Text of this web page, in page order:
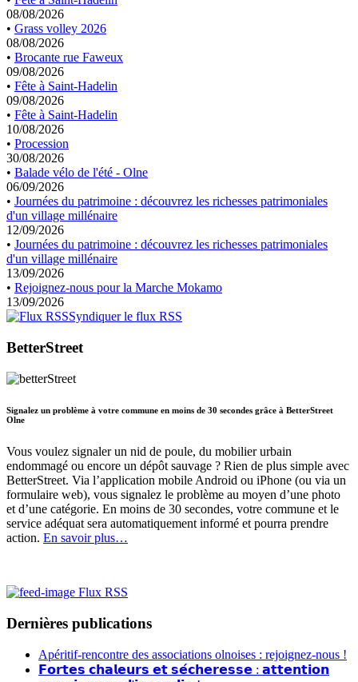
08/08/2026
• Grass volley 2026
08/08/2026
• Brocante rue Faweux
09/08/2026
• Fête à Saint-Hadelin
09/08/2026
• Fête à Saint-Hadelin
10/08/2026
• Procession
30/08/2026
• Balade vélo de l'été - Olne
06/09/2026
• Journées du patrimoine : découvrez les richesses patrimoniales
d'un village millénaire
12/09/2026
• Journées du patrimoine : découvrez les richesses patrimoniales
d'un village millénaire
13/09/2026
• Rejoignez-nous pour la Marche Mokamo
13/09/2026
Syndiquer le flux RSS
BetterStreet
Signalez un problème à votre commune en moins de 30 secondes grâce à BetterStreet
Olne
Vous voulez signaler un nid de poule, du mobilier urbain
endommagé ou encore un dépôt sauvage ? Rien de plus simple avec
BetterStreet. Via l’application mobile Android ou iPhone (ou via un
formulaire web), vous signalez le problème au moyen d’une photo
et d’une catégorie. En moins de 30 secondes, votre commune et le
service adéquat sera automatiquement informé et pourra prendre
action. En savoir plus…
Flux RSS
Dernières publications
Apéritif-rencontre des associations olnoises : rejoignez-nous !
𝗙𝗼𝗿𝘁𝗲𝘀 𝗰𝗵𝗮𝗹𝗲𝘂𝗿𝘀 𝗲𝘁 𝘀𝗲́𝗰𝗵𝗲𝗿𝗲𝘀𝘀𝗲 : 𝗮𝘁𝘁𝗲𝗻𝘁𝗶𝗼𝗻